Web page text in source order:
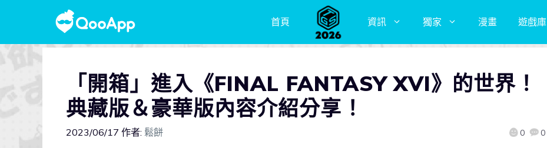
首頁 資訊 獨家 漫畫 遊戲庫
「開箱」進入《FINAL FANTASY XVI》的世界！
典藏版＆豪華版內容介紹分享！
2023/06/17 作者: 鬆餅 0 0